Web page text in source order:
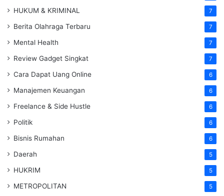
HUKUM & KRIMINAL 7
Berita Olahraga Terbaru 7
Mental Health 7
Review Gadget Singkat 7
Cara Dapat Uang Online 6
Manajemen Keuangan 6
Freelance & Side Hustle 6
Politik 6
Bisnis Rumahan 6
Daerah 5
HUKRIM 5
METROPOLITAN 5